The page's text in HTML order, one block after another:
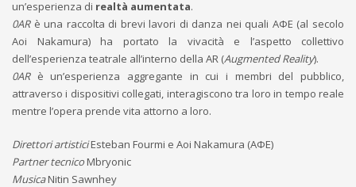
un’esperienza di realtà aumentata.
0ARè una raccolta di brevi lavori di danza nei quali AΦE (al secolo
Aoi Nakamura) ha portato la vivacità e l’aspetto collettivo
dell’esperienza teatrale all’interno della AR (Augmented Reality).
0ARè un’esperienza aggregante in cui i membri del pubblico,
attraverso i dispositivi collegati, interagiscono tra loro in tempo reale
mentre l’opera prende vita attorno a loro.
Direttori artisticiEsteban Fourmi e Aoi Nakamura (AΦE)
Partner tecnicoMbryonic
MusicaNitin Sawnhey